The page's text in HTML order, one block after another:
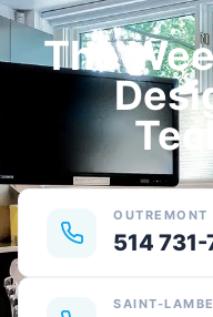
The
OUTREMONT
514
SAINT-